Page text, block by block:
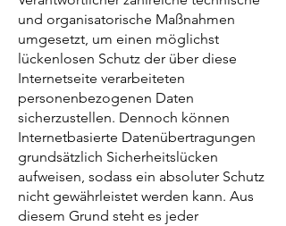
und organisatorische Maßnahmen
umgesetzt, um einen möglichst
lückenlosen Schutz der über diese
Internetseite verarbeiteten
personenbezogenen Daten
sicherzustellen. Dennoch können
Internetbasierte Datenübertragungen
grundsätzlich Sicherheitslücken
aufweisen, sodass ein absoluter Schutz
nicht gewährleistet werden kann. Aus
diesem Grund steht es jeder